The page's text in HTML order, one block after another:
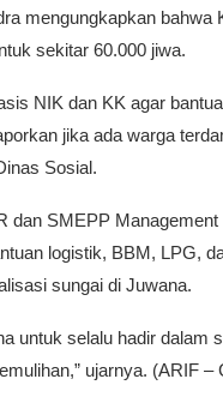
mengungkapkan
sekitar 60.000 jiwa.
NIK dan KK agar
jika ada warga
Sosial.
dan SMEPP
logistik, BBM, LPG,
sungai di Juwana.
untuk selalu hadir dalam
ujarnya. (ARIF –